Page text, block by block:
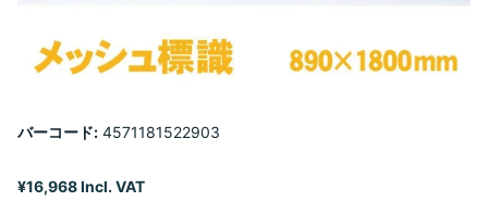
バーコード: 4571181522903
¥16,968 Incl. VAT